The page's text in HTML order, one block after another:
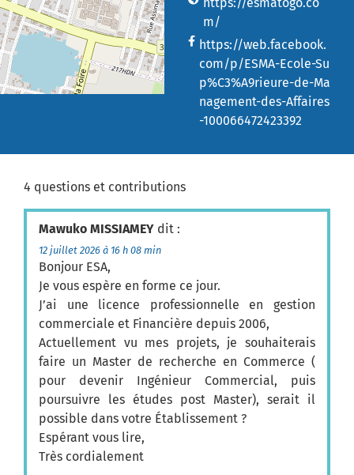
https://esmatogo.co
m/
https://web.facebook.
com/p/ESMA-Ecole-Su
p%C3%A9rieure-de-Ma
nagement-des-Affaires
-100066472423392
4 questions et contributions
Mawuko MISSIAMEY dit :
12 juillet 2026 à 16 h 08 min
Bonjour ESA,
Je vous espère en forme ce jour.
J’ai une licence professionnelle en gestion
commerciale et Financière depuis 2006,
Actuellement vu mes projets, je souhaiterais
faire un Master de recherche en Commerce (
pour devenir Ingénieur Commercial, puis
poursuivre les études post Master), serait il
possible dans votre Établissement ?
Espérant vous lire,
Très cordialement